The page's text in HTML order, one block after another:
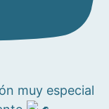
muy especial